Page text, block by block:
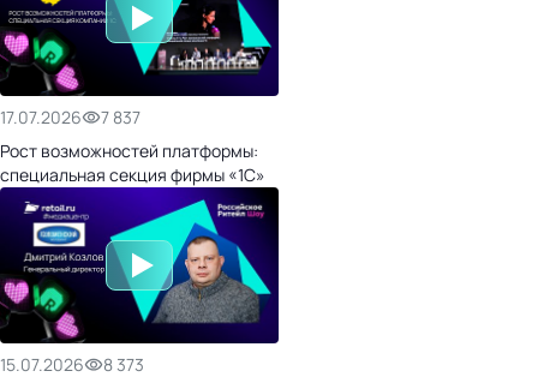
17.07.2026
7 837
Рост возможностей платформы:
специальная секция фирмы «1С»
15.07.2026 8 373